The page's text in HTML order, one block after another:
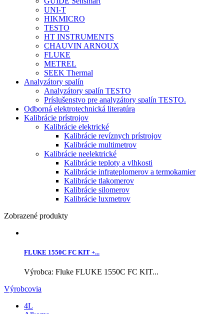
UNI-T
HIKMICRO
TESTO
HT INSTRUMENTS
CHAUVIN ARNOUX
FLUKE
METREL
SEEK Thermal
Analyzátory spalín
Analyzátory spalín TESTO
Príslušenstvo pre analyzátory spalín TESTO.
Odborná elektrotechnická literatúra
Kalibrácie prístrojov
Kalibrácie elektrické
Kalibrácie revíznych prístrojov
Kalibrácie multimetrov
Kalibrácie neelektrické
Kalibrácie teploty a vlhkosti
Kalibrácie infrateplomerov a termokamier
Kalibrácie tlakomerov
Kalibrácie silomerov
Kalibrácie luxmetrov
Zobrazené produkty
FLUKE 1550C FC KIT +...
Výrobca: Fluke FLUKE 1550C FC KIT...
Výrobcovia
4L